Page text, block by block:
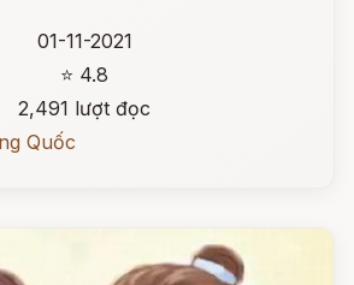
01-11-2021
⭐ 4.8
2,491 lượt đọc
Quốc